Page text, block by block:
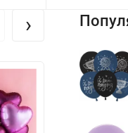
›